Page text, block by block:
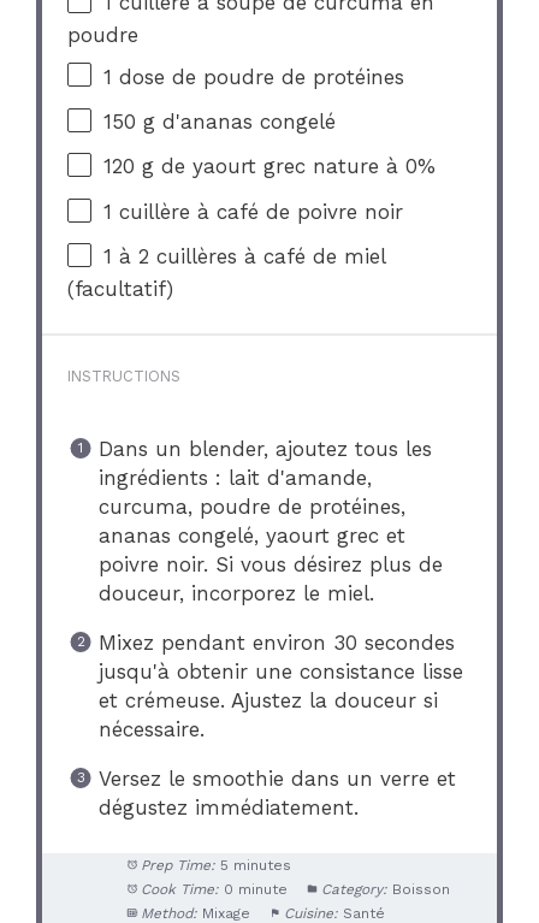
poudre
1 dose de poudre de protéines
150 g d'ananas congelé
120 g de yaourt grec nature à 0%
1 cuillère à café de poivre noir
1 à 2 cuillères à café de miel
(facultatif)
INSTRUCTIONS
Dans un blender, ajoutez tous les
ingrédients : lait d'amande,
curcuma, poudre de protéines,
ananas congelé, yaourt grec et
poivre noir. Si vous désirez plus de
douceur, incorporez le miel.
Mixez pendant environ 30 secondes
jusqu'à obtenir une consistance lisse
et crémeuse. Ajustez la douceur si
nécessaire.
Versez le smoothie dans un verre et
dégustez immédiatement.
Prep Time: 5 minutes
Cook Time: 0 minute Category: Boisson
Method: Mixage Cuisine: Santé